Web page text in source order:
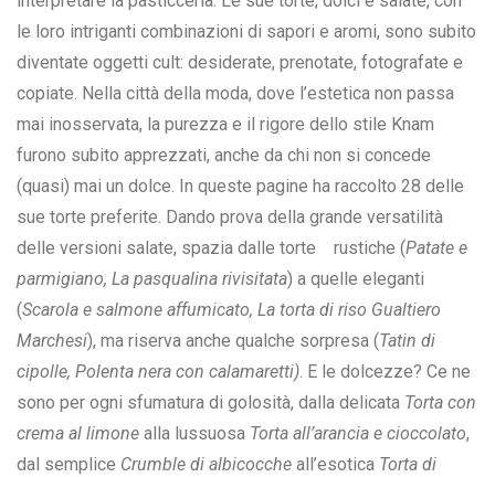
le loro intriganti combinazioni di sapori e aromi, sono subito
diventate oggetti cult: desiderate, prenotate, fotografate e
copiate. Nella città della moda, dove l’estetica non passa
mai inosservata, la purezza e il rigore dello stile Knam
furono subito apprezzati, anche da chi non si concede
(quasi) mai un dolce. In queste pagine ha raccolto 28 delle
sue torte preferite. Dando prova della grande versatilità
delle versioni salate, spazia dalle torte rustiche (Patate e
parmigiano, La pasqualina rivisitata) a quelle eleganti
(Scarola e salmone affumicato, La torta di riso Gualtiero
Marchesi), ma riserva anche qualche sorpresa (Tatin di
cipolle, Polenta nera con calamaretti). E le dolcezze? Ce ne
sono per ogni sfumatura di golosità, dalla delicata Torta con
crema al limone alla lussuosa Torta all’arancia e cioccolato,
dal semplice Crumble di albicocche all’esotica Torta di